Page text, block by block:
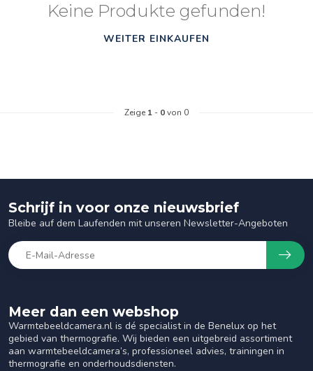
Keine Produkte gefunden!
WEITER EINKAUFEN
Zeige 1 - 0von 0
Meer dan een webshop
Warmtebeeldcamera.nl is dé specialist in de Benelux op het
gebied van thermografie. Wij bieden een uitgebreid assortiment
aan warmtebeeldcamera’s, professioneel advies, trainingen in
thermografie en onderhoudsdiensten.
Schrijf in voor onze nieuwsbrief
Bleibe auf dem Laufenden mit unseren Newsletter-Angeboten